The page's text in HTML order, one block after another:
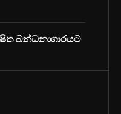
බන්ධනාගාරයට